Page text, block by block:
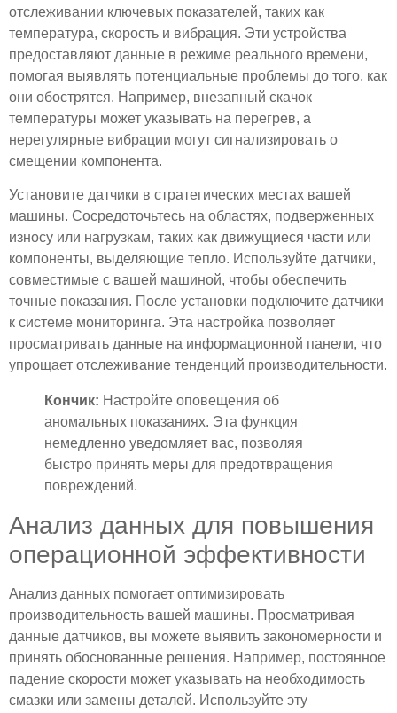
отслеживании ключевых показателей, таких как
температура, скорость и вибрация. Эти устройства
предоставляют данные в режиме реального времени,
помогая выявлять потенциальные проблемы до того, как
они обострятся. Например, внезапный скачок
температуры может указывать на перегрев, а
нерегулярные вибрации могут сигнализировать о
смещении компонента.
Установите датчики в стратегических местах вашей
машины. Сосредоточьтесь на областях, подверженных
износу или нагрузкам, таких как движущиеся части или
компоненты, выделяющие тепло. Используйте датчики,
совместимые с вашей машиной, чтобы обеспечить
точные показания. После установки подключите датчики
к системе мониторинга. Эта настройка позволяет
просматривать данные на информационной панели, что
упрощает отслеживание тенденций производительности.
Кончик: Настройте оповещения об
аномальных показаниях. Эта функция
немедленно уведомляет вас, позволяя
быстро принять меры для предотвращения
повреждений.
Анализ данных для повышения
операционной эффективности
Анализ данных помогает оптимизировать
производительность вашей машины. Просматривая
данные датчиков, вы можете выявить закономерности и
принять обоснованные решения. Например, постоянное
падение скорости может указывать на необходимость
смазки или замены деталей. Используйте эту